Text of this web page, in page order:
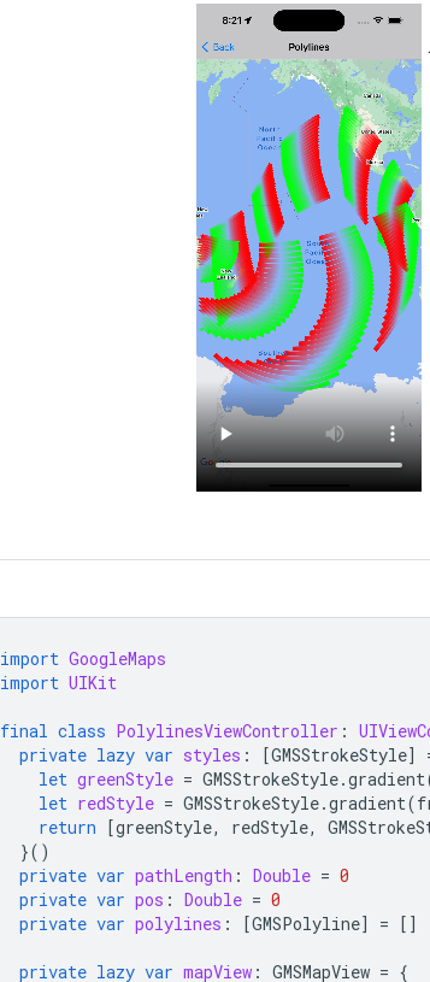
import GoogleMaps
import UIKit
final class PolylinesViewController :
private lazy var styles : [GMSStrokeStyle]
let greenStyle = GMSStrokeStyle.gradient
let redStyle = GMSStrokeStyle.gradient(
return [greenStyle, redStyle,
}()
private var pathLength : Double = 0
private var pos : Double = 0
private var polylines : [GMSPolyline] = []
private lazy var mapView : GMSMapView = {